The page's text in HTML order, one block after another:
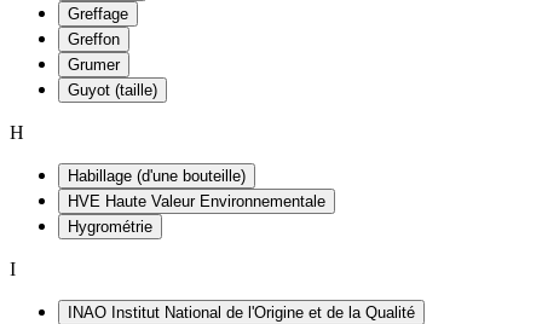
Greffage
Greffon
Grumer
Guyot (taille)
H
Habillage (d'une bouteille)
HVE Haute Valeur Environnementale
Hygrométrie
I
INAO Institut National de l'Origine et de la Qualité